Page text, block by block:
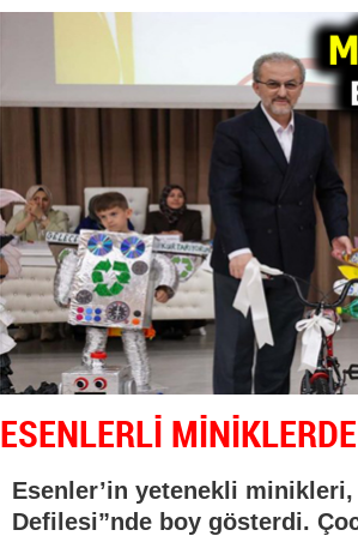
ESENLERLİ
Esenler’in yetenekli
Defilesi”nde boy gösterdi.